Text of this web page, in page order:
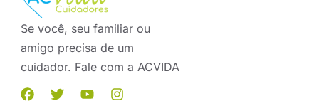
Se você, seu familiar ou
amigo precisa de um
cuidador. Fale com a ACVIDA